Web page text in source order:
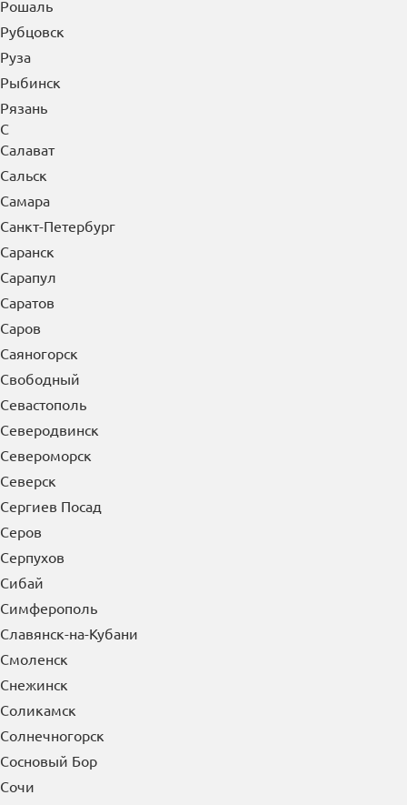
Рошаль
Рубцовск
Руза
Рыбинск
Рязань
С
Салават
Сальск
Самара
Санкт-Петербург
Саранск
Сарапул
Саратов
Саров
Саяногорск
Свободный
Севастополь
Северодвинск
Североморск
Северск
Сергиев Посад
Серов
Серпухов
Сибай
Симферополь
Славянск-на-Кубани
Смоленск
Снежинск
Соликамск
Солнечногорск
Сосновый Бор
Сочи